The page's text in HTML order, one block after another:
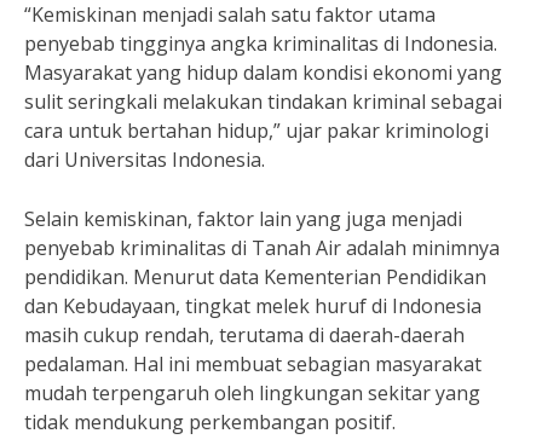
“Kemiskinan menjadi salah satu faktor utama
penyebab tingginya angka kriminalitas di Indonesia.
Masyarakat yang hidup dalam kondisi ekonomi yang
sulit seringkali melakukan tindakan kriminal sebagai
cara untuk bertahan hidup,” ujar pakar kriminologi
dari Universitas Indonesia.
Selain kemiskinan, faktor lain yang juga menjadi
penyebab kriminalitas di Tanah Air adalah minimnya
pendidikan. Menurut data Kementerian Pendidikan
dan Kebudayaan, tingkat melek huruf di Indonesia
masih cukup rendah, terutama di daerah-daerah
pedalaman. Hal ini membuat sebagian masyarakat
mudah terpengaruh oleh lingkungan sekitar yang
tidak mendukung perkembangan positif.